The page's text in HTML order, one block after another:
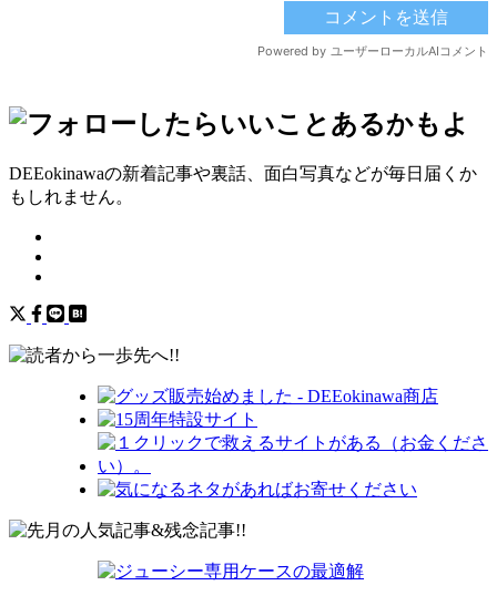
DEEokinawaの新着記事や裏話、面白写真などが毎日届くか
もしれません。